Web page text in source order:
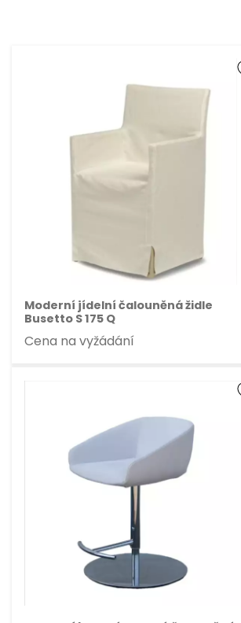
Moderní jídelní čalouněná židle
Busetto S 175 Q
Cena na vyžádání